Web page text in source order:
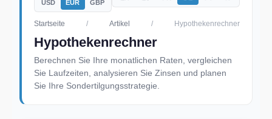
USD
EUR
GBP
Startseite / Artikel / Hypothekenrechner
Hypothekenrechner
Berechnen Sie Ihre monatlichen Raten, vergleichen
Sie Laufzeiten, analysieren Sie Zinsen und planen
Sie Ihre Sondertilgungsstrategie.